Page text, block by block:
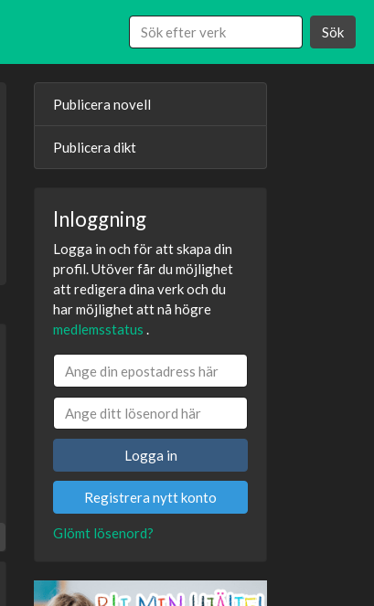
Sök
Publicera novell
Publicera dikt
Inloggning
Logga in och för att skapa din
profil. Utöver får du möjlighet
att redigera dina verk och du
har möjlighet att nå högre
medlemsstatus .
Logga in
Registrera nytt konto
Glömt lösenord?